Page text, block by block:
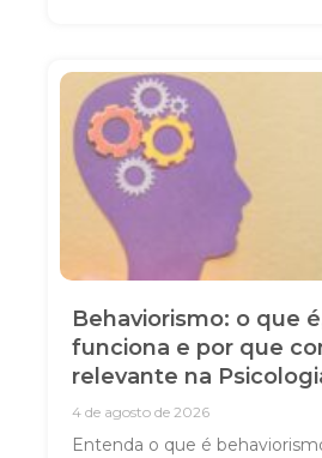
Behaviorismo: o que
funciona e por que
relevante na
4 de agosto de 2026
Entenda o que é